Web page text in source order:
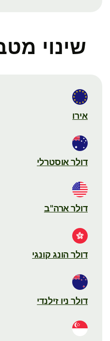
שינוי
אירו
דולר אוסטרלי
דולר ארה"ב
דולר הונג קונגי
דולר ניו זילנדי